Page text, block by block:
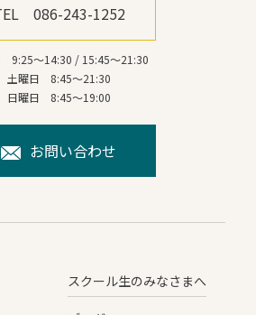
086-243-1252
9:25～14:30 / 15:45～21:30
土曜日 8:45～21:30
日曜日 8:45～19:00
お問い合わせ
スクール生のみなさまへ